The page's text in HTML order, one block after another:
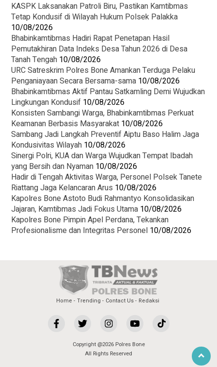
KASPK Laksanakan Patroli Biru, Pastikan Kamtibmas
Tetap Kondusif di Wilayah Hukum Polsek Palakka
10/08/2026
Bhabinkamtibmas Hadiri Rapat Penetapan Hasil
Pemutakhiran Data Indeks Desa Tahun 2026 di Desa
Tanah Tengah 10/08/2026
URC Satreskrim Polres Bone Amankan Terduga Pelaku
Penganiayaan Secara Bersama-sama 10/08/2026
Bhabinkamtibmas Aktif Pantau Satkamling Demi Wujudkan
Lingkungan Kondusif 10/08/2026
Konsisten Sambangi Warga, Bhabinkamtibmas Perkuat
Keamanan Berbasis Masyarakat 10/08/2026
Sambang Jadi Langkah Preventif Aiptu Baso Halim Jaga
Kondusivitas Wilayah 10/08/2026
Sinergi Polri, KUA dan Warga Wujudkan Tempat Ibadah
yang Bersih dan Nyaman 10/08/2026
Hadir di Tengah Aktivitas Warga, Personel Polsek Tanete
Riattang Jaga Kelancaran Arus 10/08/2026
Kapolres Bone Astoto Budi Rahmantyo Konsolidasikan
Jajaran, Kamtibmas Jadi Fokus Utama 10/08/2026
Kapolres Bone Pimpin Apel Perdana, Tekankan
Profesionalisme dan Integritas Personel 10/08/2026
Home Trending Contact Us Redaksi
Copyright @2026 Polres Bone
All Rights Reserved